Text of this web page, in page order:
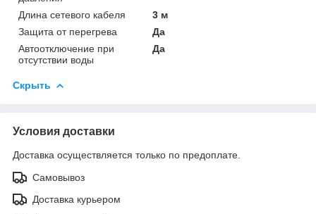
Длина сетевого кабеля
3 м
Защита от перегрева
Да
Автоотключение при
отсутствии воды
Да
Скрыть
Условия доставки
Доставка осуществляется только по предоплате.
Самовывоз
Доставка курьером